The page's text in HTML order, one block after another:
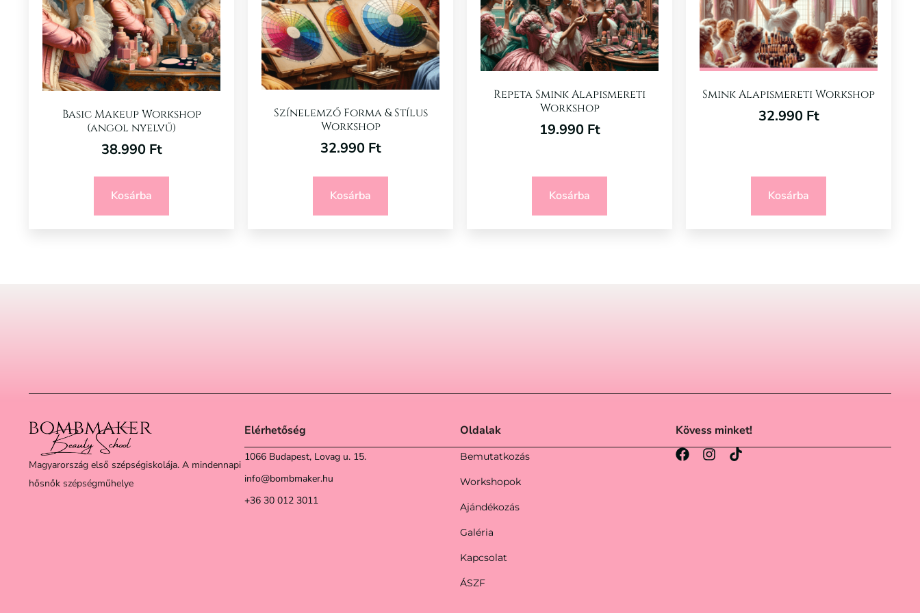
Basic Makeup Workshop
(angol nyelvű)
38.990 Ft
Kosárba
Színelemző Forma & Stílus
Workshop
32.990 Ft
Kosárba
Repeta Smink Alapismereti
Workshop
19.990 Ft
Kosárba
Smink Alapismereti Workshop
32.990 Ft
Kosárba
Magyarország első szépségiskolája. A mindennapi
hősnők szépségműhelye
Elérhetőség
1066 Budapest, Lovag u. 15.
info@bombmaker.hu
+36 30 012 3011
Oldalak
Bemutatkozás
Workshopok
Ajándékozás
Galéria
Kapcsolat
ÁSZF
Kövess minket!